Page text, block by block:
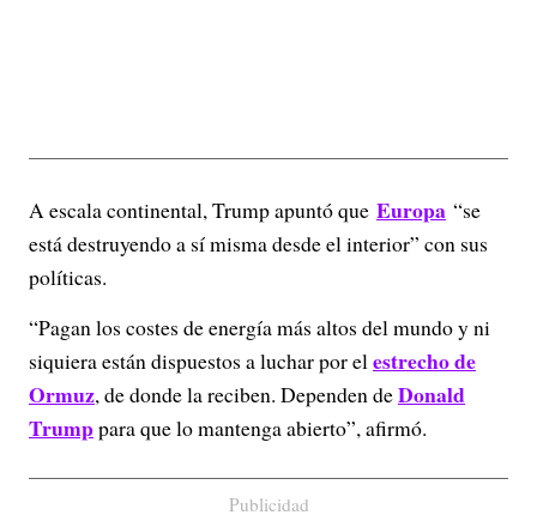
A escala continental, Trump apuntó que Europa “se
está destruyendo a sí misma desde el interior” con sus
políticas.
“Pagan los costes de energía más altos del mundo y ni
siquiera están dispuestos a luchar por elestrecho de
Ormuz, de donde la reciben. Dependen deDonald
Trumppara que lo mantenga abierto”, afirmó.
Publicidad